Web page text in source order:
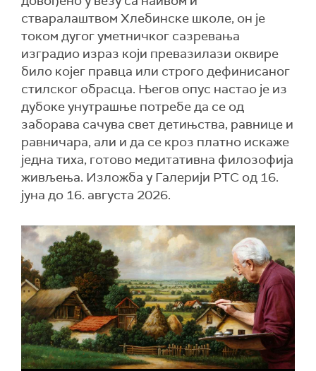
стваралаштвом Хлебинске школе, он је
током дугог уметничког сазревања
изградио израз који превазилази оквире
било којег правца или строго дефинисаног
стилског обрасца. Његов опус настао је из
дубоке унутрашње потребе да се од
заборава сачува свет детињства, равнице и
равничара, али и да се кроз платно искаже
једна тиха, готово медитативна филозофија
живљења. Изложба у Галерији РТС од 16.
јуна до 16. августа 2026.